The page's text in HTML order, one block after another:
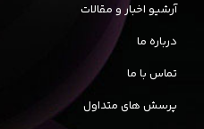
آرشیو اخبار و مقالات
درباره ما
تماس با ما
پرسش های متداول